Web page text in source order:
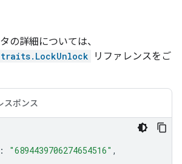
の詳細については、
リファレンスをご
スポンス
: "6894439706274654516" ,